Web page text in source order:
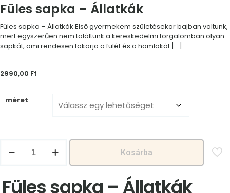
Füles sapka – Állatkák
Füles sapka – Állatkák Első gyermekem születésekor bajban voltunk,
mert egyszerűen nem találtunk a kereskedelmi forgalomban olyan
sapkát, ami rendesen takarja a fülét és a homlokát […]
2990,00 Ft
méret
sapka
mennyiség
Kosárba
Füles sapka – Állatkák